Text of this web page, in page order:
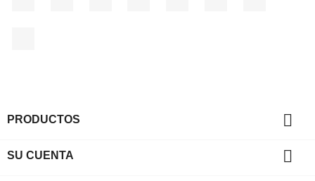
PRODUCTOS 
SU CUENTA 